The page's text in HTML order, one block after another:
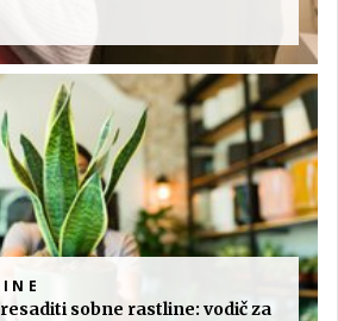
sobne rastline: vodič za